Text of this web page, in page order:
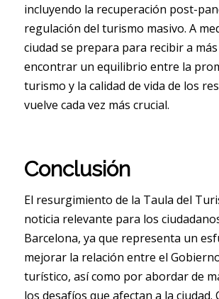
incluyendo la recuperación post-
regulación del turismo masivo. A
ciudad se prepara para recibir a
encontrar un equilibrio entre la
turismo y la calidad de vida de los
vuelve cada vez más crucial.
Conclusión
El resurgimiento de la Taula del
noticia relevante para los
Barcelona, ya que representa un
mejorar la relación entre el
turístico, así como por abordar de
los desafíos que afectan a la ciudad.